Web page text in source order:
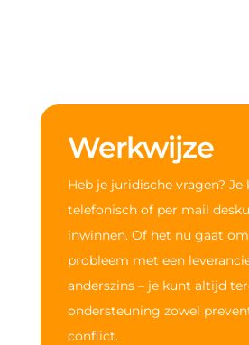
Werkwijze
Heb je juridische vragen? Je
telefonisch of per mail
inwinnen. Of het nu gaat
probleem met een
anderszins – je kunt altijd
ondersteuning zowel
conflict.